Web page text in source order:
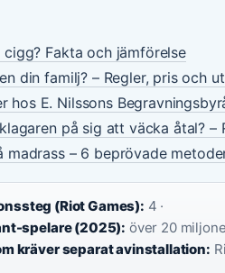
Fakta och jämförelse
din familj? – Regler, pris och
hos E. Nilssons
på sig att väcka åtal? –
madrass – 6 beprövade
(Riot Games): 4 ·
spelare (2025): över 20
kräver separat avinstallation: